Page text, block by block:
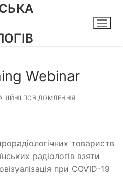
Webinar
ПОВІДОМЛЕННЯ
товариств
радіологів взяти
при COVID-19